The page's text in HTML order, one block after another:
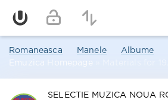
Romaneasca Manele
Albume
Emuzica Homepage